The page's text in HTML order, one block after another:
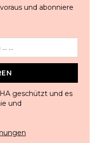
und abonniere
geschützt und es
und